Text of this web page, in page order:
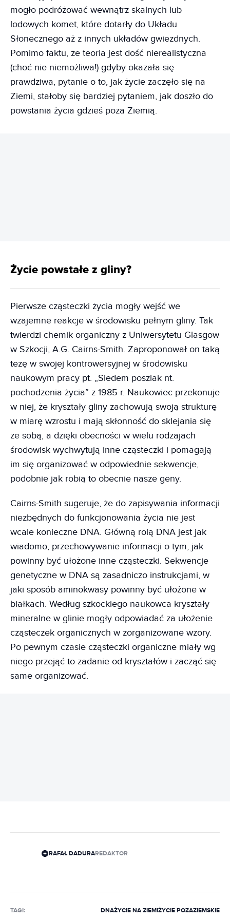
mogło podróżować wewnątrz skalnych lub
lodowych komet, które dotarły do Układu
Słonecznego aż z innych układów gwiezdnych.
Pomimo faktu, że teoria jest dość nierealistyczna
(choć nie niemożliwa!) gdyby okazała się
prawdziwa, pytanie o to, jak życie zaczęło się na
Ziemi, stałoby się bardziej pytaniem, jak doszło do
powstania życia gdzieś poza Ziemią.
Życie powstałe z gliny?
Pierwsze cząsteczki życia mogły wejść we
wzajemne reakcje w środowisku pełnym gliny. Tak
twierdzi chemik organiczny z Uniwersytetu Glasgow
w Szkocji, A.G. Cairns-Smith. Zaproponował on taką
tezę w swojej kontrowersyjnej w środowisku
naukowym pracy pt. „Siedem poszlak nt.
pochodzenia życia” z 1985 r. Naukowiec przekonuje
w niej, że kryształy gliny zachowują swoją strukturę
w miarę wzrostu i mają skłonność do sklejania się
ze sobą, a dzięki obecności w wielu rodzajach
środowisk wychwytują inne cząsteczki i pomagają
im się organizować w odpowiednie sekwencje,
podobnie jak robią to obecnie nasze geny.
Cairns-Smith sugeruje, że do zapisywania informacji
niezbędnych do funkcjonowania życia nie jest
wcale konieczne DNA. Główną rolą DNA jest jak
wiadomo, przechowywanie informacji o tym, jak
powinny być ułożone inne cząsteczki. Sekwencje
genetyczne w DNA są zasadniczo instrukcjami, w
jaki sposób aminokwasy powinny być ułożone w
białkach. Według szkockiego naukowca kryształy
mineralne w glinie mogły odpowiadać za ułożenie
cząsteczek organicznych w zorganizowane wzory.
Po pewnym czasie cząsteczki organiczne miały wg
niego przejąć to zadanie od kryształów i zacząć się
same organizować.
RAFAŁ DADURAREDAKTOR
TAGI: DNAŻYCIE NA ZIEMIŻYCIE POZAZIEMSKIE